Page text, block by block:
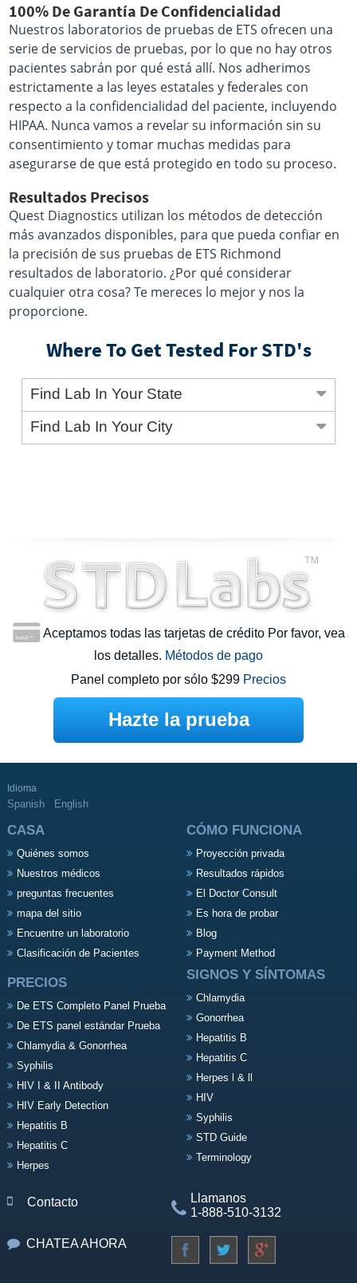
100% De Garantía De Confidencialidad
Nuestros laboratorios de pruebas de ETS ofrecen una
serie de servicios de pruebas, por lo que no hay otros
pacientes sabrán por qué está allí. Nos adherimos
estrictamente a las leyes estatales y federales con
respecto a la confidencialidad del paciente, incluyendo
HIPAA. Nunca vamos a revelar su información sin su
consentimiento y tomar muchas medidas para
asegurarse de que está protegido en todo su proceso.
Resultados Precisos
Quest Diagnostics utilizan los métodos de detección
más avanzados disponibles, para que pueda confiar en
la precisión de sus pruebas de ETS Richmond
resultados de laboratorio. ¿Por qué considerar
cualquier otra cosa? Te mereces lo mejor y nos la
proporcione.
Where To Get Tested For STD's
Find Lab In Your State
Find Lab In Your City
Aceptamos todas las tarjetas de crédito Por favor, vea
los detalles. Métodos de pago
Panel completo por sólo $299 Precios
Hazte la prueba
Idioma
Spanish English
CASA
Quiénes somos
Nuestros médicos
preguntas frecuentes
mapa del sitio
Encuentre un laboratorio
Clasificación de Pacientes
CÓMO FUNCIONA
Proyección privada
Resultados rápidos
El Doctor Consult
Es hora de probar
Blog
Payment Method
PRECIOS
De ETS Completo Panel Prueba
De ETS panel estándar Prueba
Chlamydia & Gonorrhea
Syphilis
HIV I & II Antibody
HIV Early Detection
Hepatitis B
Hepatitis C
Herpes
SIGNOS Y SÍNTOMAS
Chlamydia
Gonorrhea
Hepatitis B
Hepatitis C
Herpes l & ll
HIV
Syphilis
STD Guide
Terminology
Contacto
Llamanos
1-888-510-3132
CHATEA AHORA